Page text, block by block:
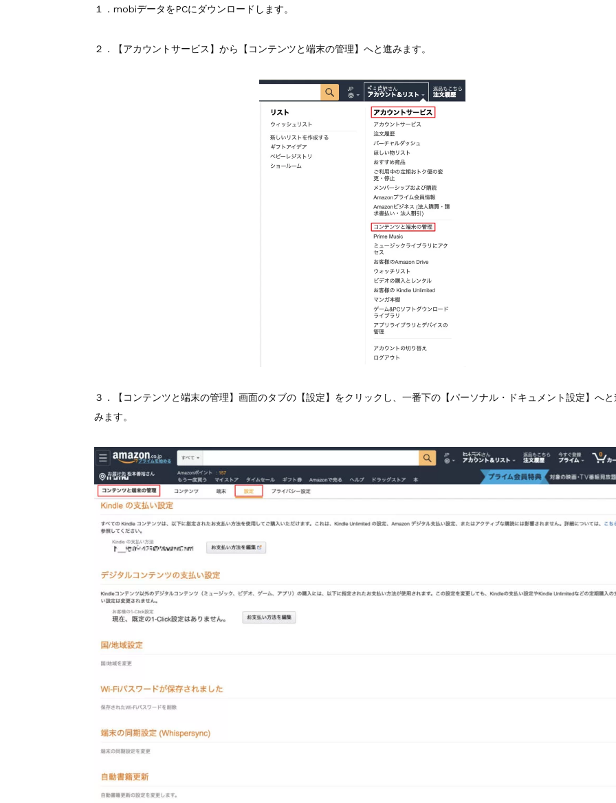
１．mobiデータをPCにダウンロードします。
２．【アカウントサービス】から【コンテンツと端末の管理】へと進みます。
３．【コンテンツと端末の管理】画面のタブの【設定】をクリックし、一番下の【パーソナル・ドキュメント設定】へと
みます。